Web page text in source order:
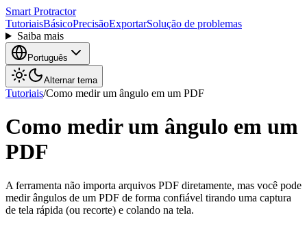
Smart Protractor
TutoriaisBásicoPrecisãoExportarSolução de problemas
Saiba mais
Português
Alternar tema
Tutoriais/Como medir um ângulo em um PDF
Como medir um ângulo em um
PDF
A ferramenta não importa arquivos PDF diretamente, mas você pode
medir ângulos de um PDF de forma confiável tirando uma captura
de tela rápida (ou recorte) e colando na tela.